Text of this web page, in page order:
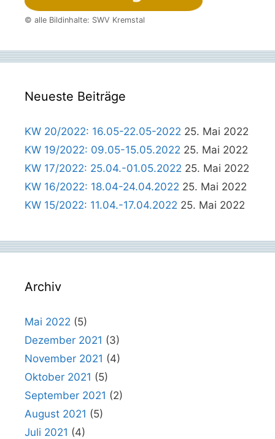
© alle Bildinhalte: SWV Kremstal
Neueste Beiträge
KW 20/2022: 16.05-22.05-2022 25. Mai 2022
KW 19/2022: 09.05-15.05.2022 25. Mai 2022
KW 17/2022: 25.04.-01.05.2022 25. Mai 2022
KW 16/2022: 18.04-24.04.2022 25. Mai 2022
KW 15/2022: 11.04.-17.04.2022 25. Mai 2022
Archiv
Mai 2022 (5)
Dezember 2021 (3)
November 2021 (4)
Oktober 2021 (5)
September 2021 (2)
August 2021 (5)
Juli 2021 (4)